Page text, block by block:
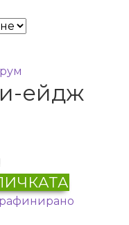
ейдж